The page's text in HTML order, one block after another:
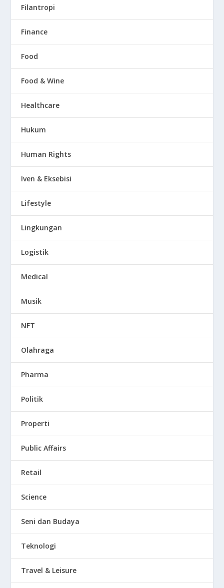
Filantropi
Finance
Food
Food & Wine
Healthcare
Hukum
Human Rights
Iven & Eksebisi
Lifestyle
Lingkungan
Logistik
Medical
Musik
NFT
Olahraga
Pharma
Politik
Properti
Public Affairs
Retail
Science
Seni dan Budaya
Teknologi
Travel & Leisure